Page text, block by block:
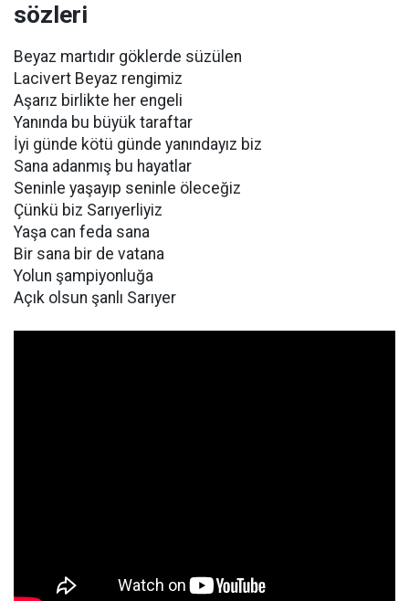
sözleri
Beyaz martıdır göklerde süzülen
Lacivert Beyaz rengimiz
Aşarız birlikte her engeli
Yanında bu büyük taraftar
İyi günde kötü günde yanındayız biz
Sana adanmış bu hayatlar
Seninle yaşayıp seninle öleceğiz
Çünkü biz Sarıyerliyiz
Yaşa can feda sana
Bir sana bir de vatana
Yolun şampiyonluğa
Açık olsun şanlı Sarıyer